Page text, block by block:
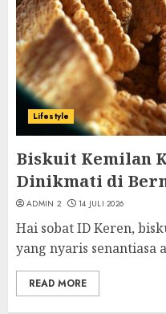
Lifestyle
Biskuit Kemilan
Dinikmati di
ADMIN 2 14 JULI 2026
Hai sobat ID Keren,
yang nyaris senantiasa
READ MORE